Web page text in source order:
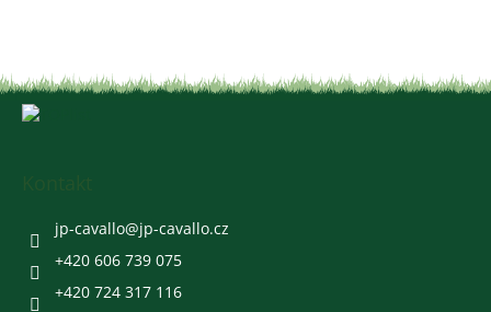
jp-cavallo@jp-cavallo.cz
+420 606 739 075
+420 724 317 116